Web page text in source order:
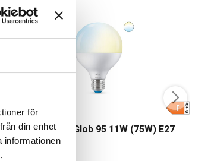
för
din enhet
informationen
WiZ LED White Glob 95 11W (75W) E27
WiFi
WiZ